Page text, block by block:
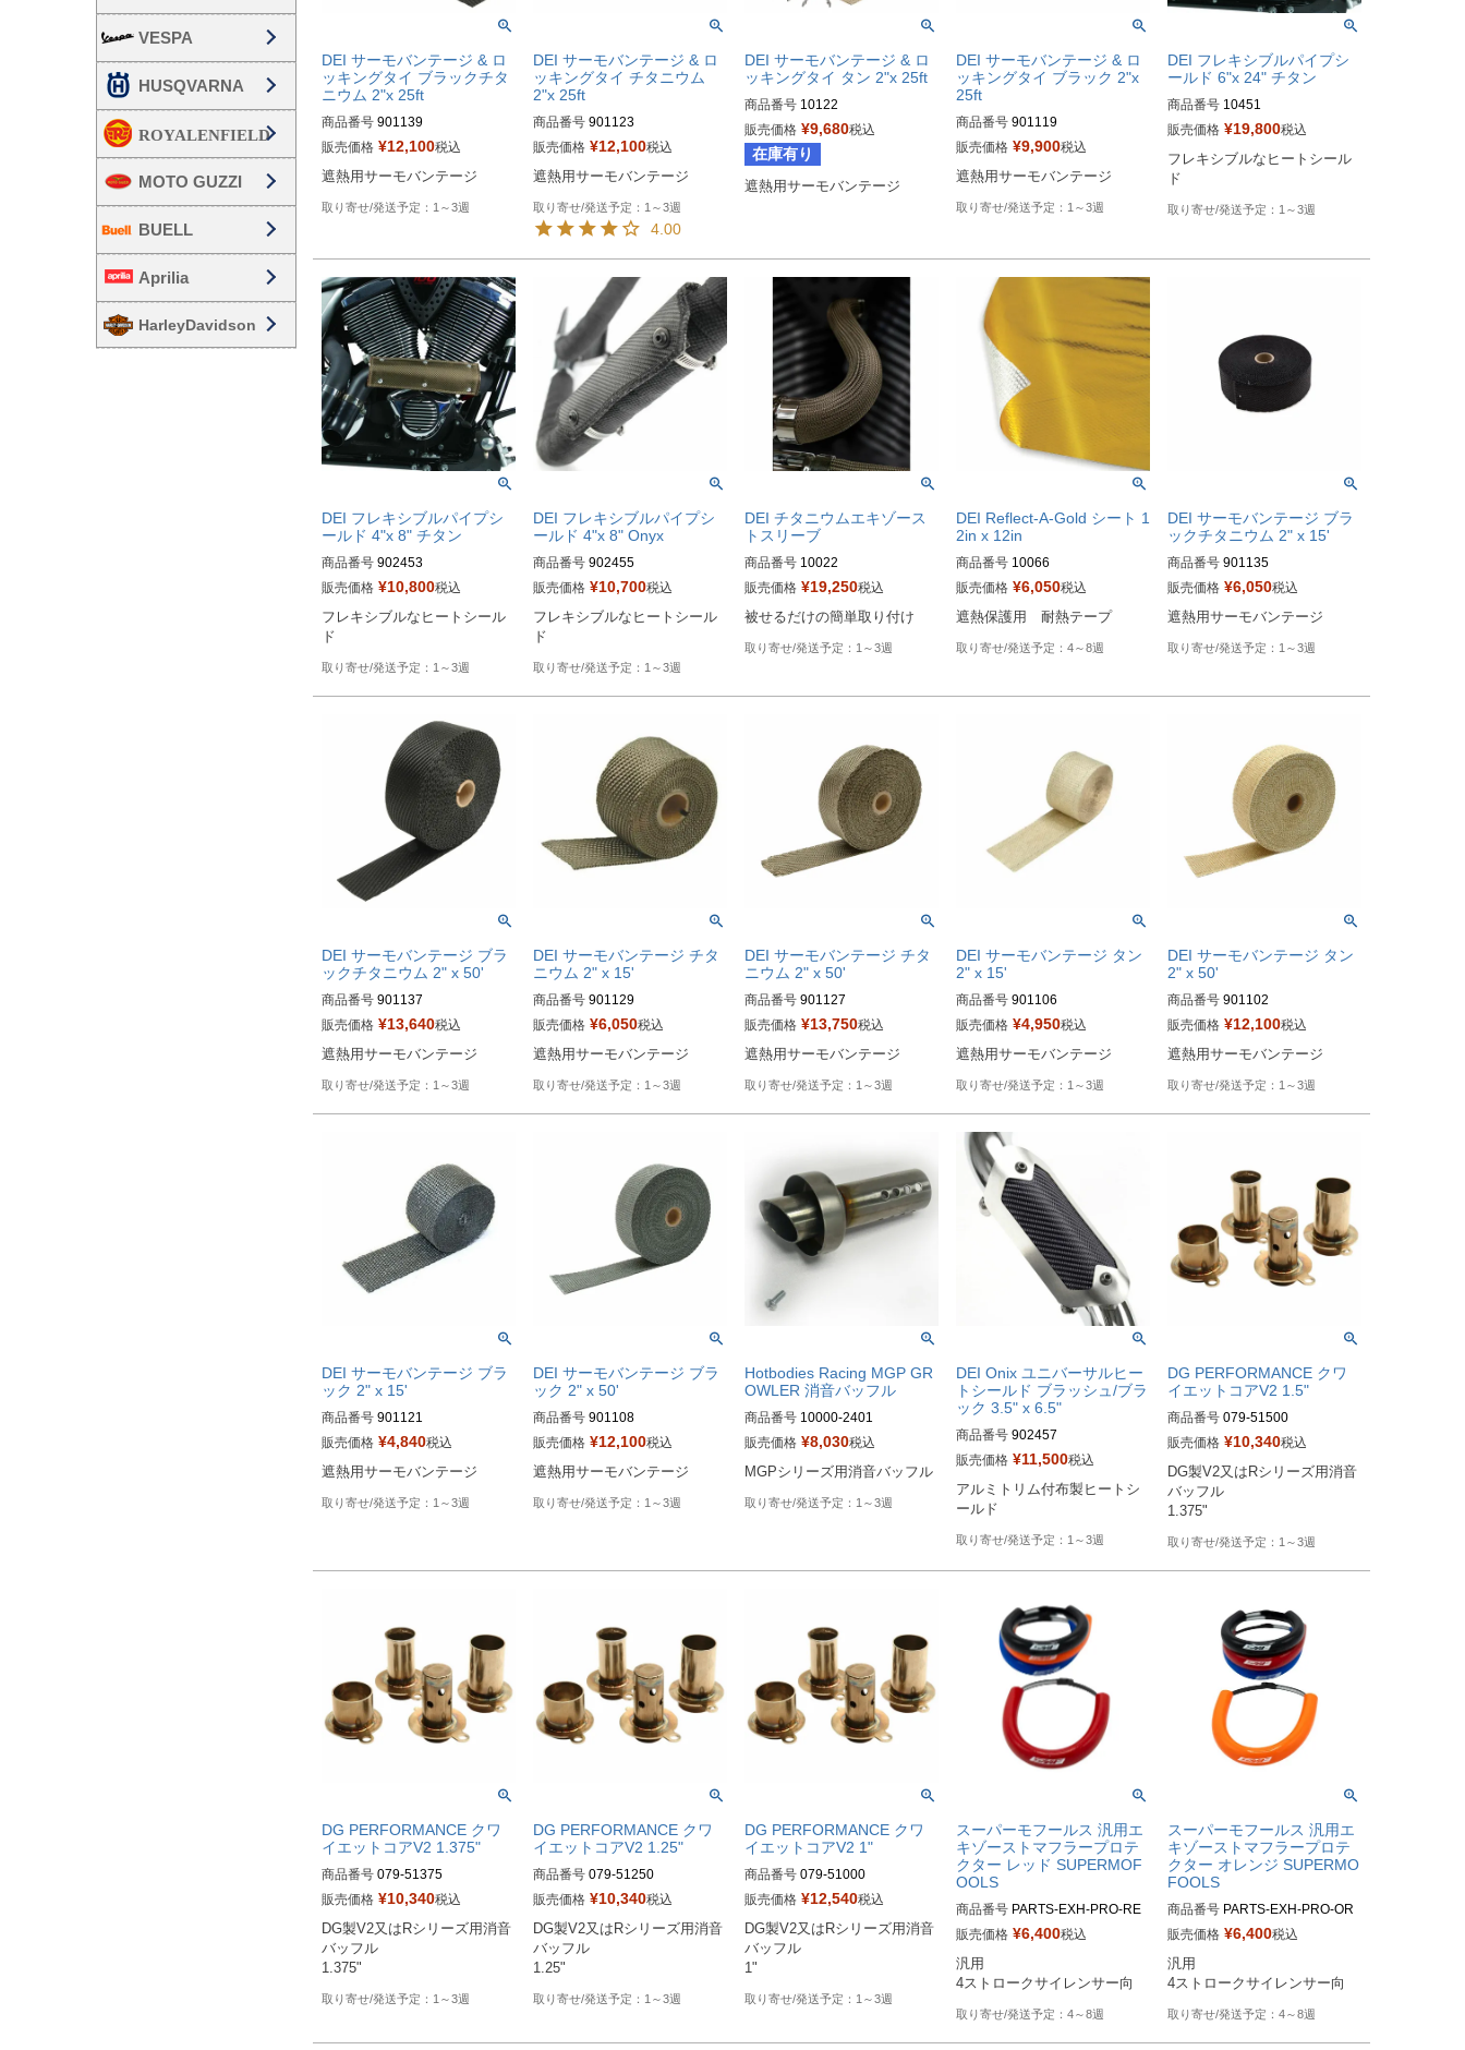
VESPA
HUSQVARNA
MOTO GUZZI
BUELL
Aprilia
HarleyDavidson
DEI サーモバンテージ & ロ
ッキングタイ ブラックチタ
ニウム 2"x 25ft
商品番号 901139
販売価格 ¥12,100税込
遮熱用サーモバンテージ
1～3週
DEI サーモバンテージ & ロ
ッキングタイ チタニウム
2"x 25ft
商品番号 901123
販売価格 ¥12,100税込
遮熱用サーモバンテージ
1～3週
4.00
DEI サーモバンテージ & ロ
ッキングタイ タン 2"x 25ft
商品番号 10122
旧型番：901122
HD型番：790-01011
販売価格 ¥9,680税込
在庫有り
遮熱用サーモバンテージ
DEI サーモバンテージ & ロ
ッキングタイ ブラック 2"x
25ft
商品番号 901119
販売価格 ¥9,900税込
遮熱用サーモバンテージ
1～3週
DEI フレキシブルパイプシ
ールド 6"x 24" チタン
商品番号 10451
旧型番： 010451
Biker's型番：531667
販売価格 ¥19,800税込
フレキシブルなヒートシール
ド
1～3週
DEI フレキシブルパイプシ
ールド 4"x 8" チタン
商品番号 902453
販売価格 ¥10,800税込
フレキシブルなヒートシール
ド
1～3週
DEI フレキシブルパイプシ
ールド 4"x 8" Onyx
商品番号 902455
販売価格 ¥10,700税込
フレキシブルなヒートシール
ド
1～3週
DEI チタニウムエキゾース
トスリーブ
商品番号 10022
旧型番：901155
HD型番：790-01050
販売価格 ¥19,250税込
被せるだけの簡単取り付け
1～3週
DEI Reflect-A-Gold シート 1
2in x 12in
商品番号 10066
旧型番：010391
B型番：531672
販売価格 ¥6,050税込
遮熱保護用　耐熱テープ
4～8週
DEI サーモバンテージ ブラ
ックチタニウム 2" x 15'
商品番号 901135
販売価格 ¥6,050税込
遮熱用サーモバンテージ
1～3週
DEI サーモバンテージ ブラ
ックチタニウム 2" x 50'
商品番号 901137
販売価格 ¥13,640税込
遮熱用サーモバンテージ
1～3週
DEI サーモバンテージ チタ
ニウム 2" x 15'
商品番号 901129
販売価格 ¥6,050税込
遮熱用サーモバンテージ
1～3週
DEI サーモバンテージ チタ
ニウム 2" x 50'
商品番号 901127
販売価格 ¥13,750税込
遮熱用サーモバンテージ
1～3週
DEI サーモバンテージ タン
2" x 15'
商品番号 901106
販売価格 ¥4,950税込
遮熱用サーモバンテージ
1～3週
DEI サーモバンテージ タン
2" x 50'
商品番号 901102
販売価格 ¥12,100税込
遮熱用サーモバンテージ
1～3週
DEI サーモバンテージ ブラ
ック 2" x 15'
商品番号 901121
販売価格 ¥4,840税込
遮熱用サーモバンテージ
1～3週
DEI サーモバンテージ ブラ
ック 2" x 50'
商品番号 901108
販売価格 ¥12,100税込
遮熱用サーモバンテージ
1～3週
Hotbodies Racing MGP GR
OWLER 消音バッフル
商品番号 10000-2401
販売価格 ¥8,030税込
MGPシリーズ用消音バッフル
1～3週
DEI Onix ユニバーサルヒー
トシールド ブラッシュ/ブラ
ック 3.5" x 6.5"
商品番号 902457
販売価格 ¥11,500税込
アルミトリム付布製ヒートシ
ールド
1～3週
DG PERFORMANCE クワ
イエットコアV2 1.5"
商品番号 079-51500
販売価格 ¥10,340税込
DG製V2又はRシリーズ用消音
バッフル
1.375"
1～3週
DG PERFORMANCE クワ
イエットコアV2 1.375"
商品番号 079-51375
販売価格 ¥10,340税込
DG製V2又はRシリーズ用消音
バッフル
1.375"
1～3週
DG PERFORMANCE クワ
イエットコアV2 1.25"
商品番号 079-51250
販売価格 ¥10,340税込
DG製V2又はRシリーズ用消音
バッフル
1.25"
1～3週
DG PERFORMANCE クワ
イエットコアV2 1"
商品番号 079-51000
販売価格 ¥12,540税込
DG製V2又はRシリーズ用消音
バッフル
1"
1～3週
スーパーモフールス 汎用エ
キゾーストマフラープロテ
クター レッド SUPERMOF
OOLS
商品番号 PARTS-EXH-PRO-RE
D
販売価格 ¥6,400税込
汎用
4～8週
スーパーモフールス 汎用エ
キゾーストマフラープロテ
クター オレンジ SUPERMO
FOOLS
商品番号 PARTS-EXH-PRO-OR
販売価格 ¥6,400税込
汎用
4～8週